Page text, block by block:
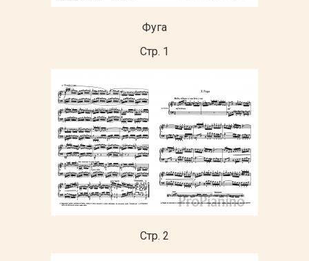
Фуга
Стр. 1
Стр. 2